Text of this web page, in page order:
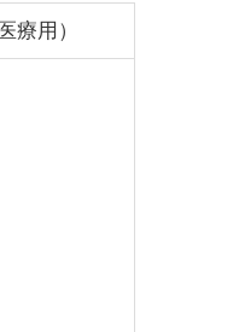
療用）